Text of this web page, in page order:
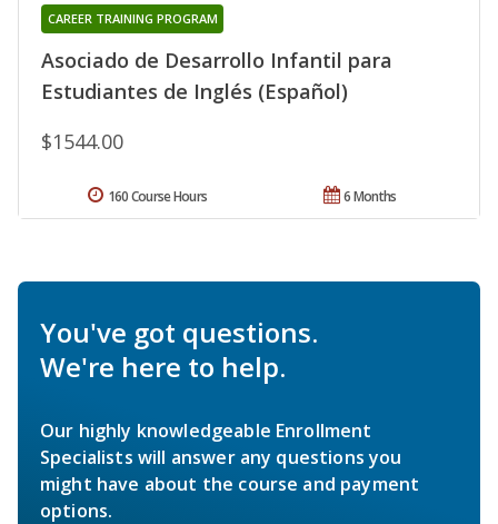
Asociado de Desarrollo Infantil para
Estudiantes de Inglés (Español)
CAREER TRAINING PROGRAM
$1544.00
6 Months
160 Course Hours
You've got questions.
We're here to help.
Our highly knowledgeable Enrollment
Specialists will answer any questions you
might have about the course and payment
options.